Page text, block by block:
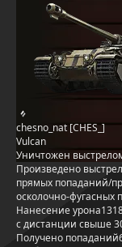
chesno_nat [CHES_]
Vulcan
Уничтожен выстрелом
Произведено
прямых попаданий/
осколочно-фугасных
Нанесение урона
с дистанции свыше
Получено попаданий